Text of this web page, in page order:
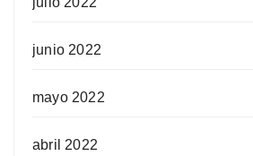
junio 2022
mayo 2022
abril 2022